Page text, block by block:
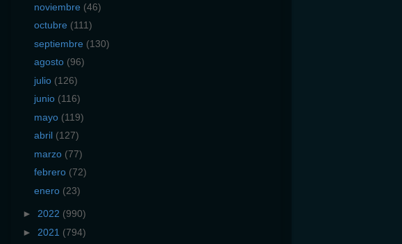
noviembre (46)
octubre (111)
septiembre (130)
agosto (96)
julio (126)
junio (116)
mayo (119)
abril (127)
marzo (77)
febrero (72)
enero (23)
► 2022 (990)
► 2021 (794)